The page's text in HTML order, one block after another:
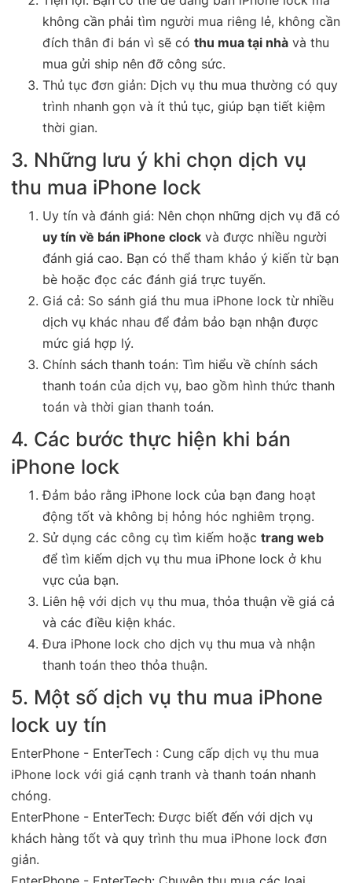
không cần phải tìm người mua riêng lẻ, không cần
đích thân đi bán vì sẽ có thu mua tại nhà và thu
mua gửi ship nên đỡ công sức.
Thủ tục đơn giản: Dịch vụ thu mua thường có quy
trình nhanh gọn và ít thủ tục, giúp bạn tiết kiệm
thời gian.
3. Những lưu ý khi chọn dịch vụ
thu mua iPhone lock
Uy tín và đánh giá: Nên chọn những dịch vụ đã có
uy tín về bán iPhone clock và được nhiều người
đánh giá cao. Bạn có thể tham khảo ý kiến từ bạn
bè hoặc đọc các đánh giá trực tuyến.
Giá cả: So sánh giá thu mua iPhone lock từ nhiều
dịch vụ khác nhau để đảm bảo bạn nhận được
mức giá hợp lý.
Chính sách thanh toán: Tìm hiểu về chính sách
thanh toán của dịch vụ, bao gồm hình thức thanh
toán và thời gian thanh toán.
4. Các bước thực hiện khi bán
iPhone lock
Đảm bảo rằng iPhone lock của bạn đang hoạt
động tốt và không bị hỏng hóc nghiêm trọng.
Sử dụng các công cụ tìm kiếm hoặc trang web
để tìm kiếm dịch vụ thu mua iPhone lock ở khu
vực của bạn.
Liên hệ với dịch vụ thu mua, thỏa thuận về giá cả
và các điều kiện khác.
Đưa iPhone lock cho dịch vụ thu mua và nhận
thanh toán theo thỏa thuận.
5. Một số dịch vụ thu mua iPhone
lock uy tín
EnterPhone - EnterTech : Cung cấp dịch vụ thu mua
iPhone lock với giá cạnh tranh và thanh toán nhanh
chóng.
EnterPhone - EnterTech: Được biết đến với dịch vụ
khách hàng tốt và quy trình thu mua iPhone lock đơn
giản.